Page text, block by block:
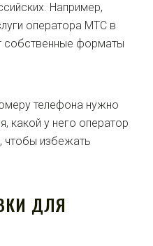
Например,
оператора МТС в
собственные форматы
телефона нужно
какой у него оператор
чтобы избежать
ДЛЯ